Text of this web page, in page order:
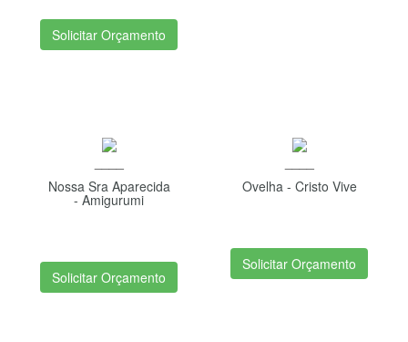
Solicitar Orçamento
Nossa Sra Aparecida
- Amigurumi
Solicitar Orçamento
Ovelha - Cristo Vive
Solicitar Orçamento